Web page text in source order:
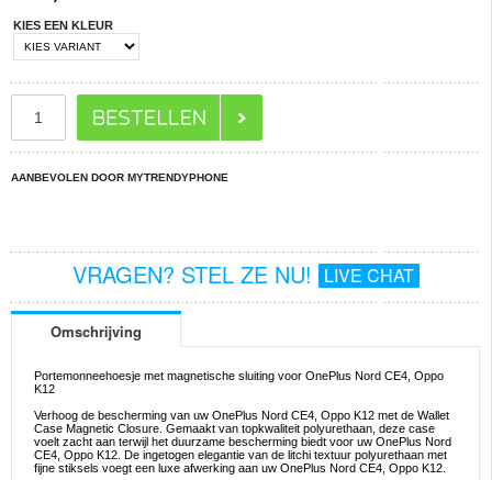
KIES EEN KLEUR
AANBEVOLEN DOOR MYTRENDYPHONE
VRAGEN? STEL ZE NU! LIVE CHAT
Omschrijving
Portemonneehoesje met magnetische sluiting voor OnePlus Nord CE4, Oppo
K12
Verhoog de bescherming van uw OnePlus Nord CE4, Oppo K12 met de Wallet
Case Magnetic Closure. Gemaakt van topkwaliteit polyurethaan, deze case
voelt zacht aan terwijl het duurzame bescherming biedt voor uw OnePlus Nord
CE4, Oppo K12. De ingetogen elegantie van de litchi textuur polyurethaan met
fijne stiksels voegt een luxe afwerking aan uw OnePlus Nord CE4, Oppo K12.